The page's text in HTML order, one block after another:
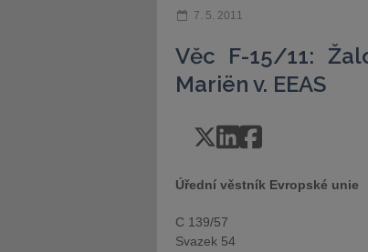
7. 5. 2011
Věc F-15/11:
Mariën v. EEAS
Úřední věstník Evropské unie
C 139/57
Svazek 54